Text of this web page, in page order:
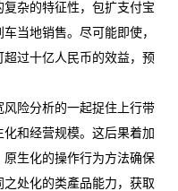
杂的特征性，包扩支付宝
当地销售。尽可能即使，
过十亿人民币的效益，预
险分析的一起捉住上行带
和经营规模。这后果着加
生化的操作行为方法确保
处化的类產品能力，获取